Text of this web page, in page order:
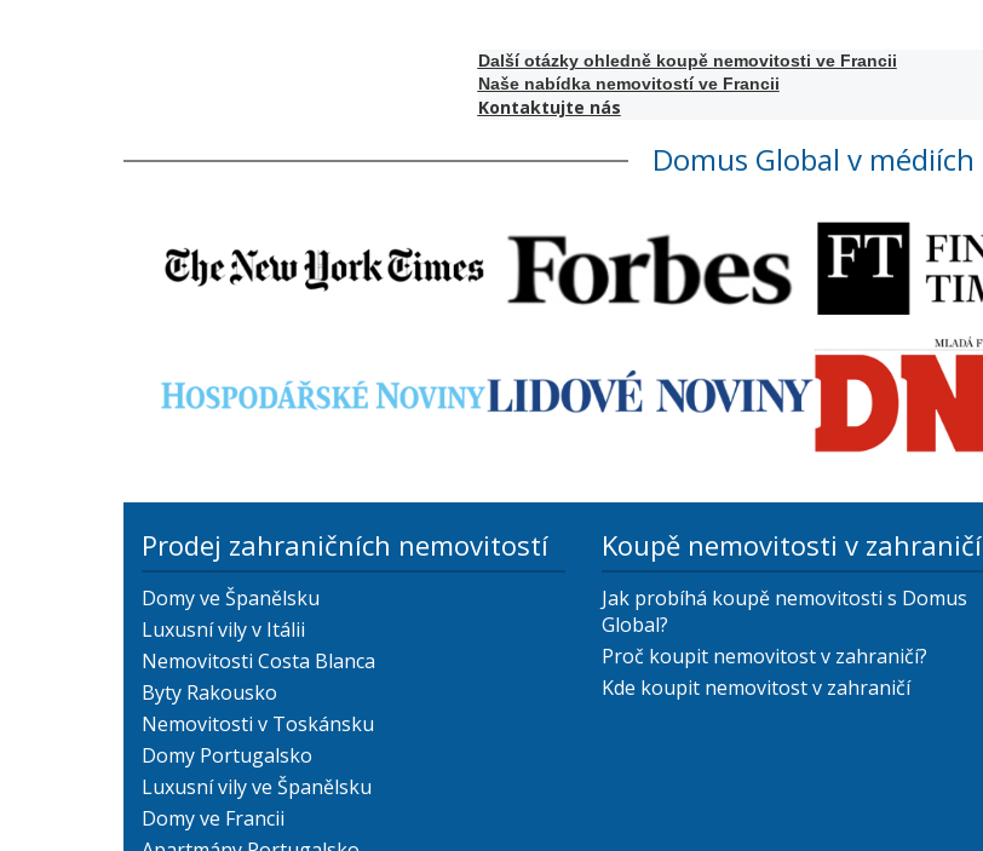
Další otázky ohledně koupě nemovitosti ve Francii
Naše nabídka nemovitostí ve Francii
Kontaktujte nás
Domus Global v médiích
Prodej zahraničních nemovitostí
Domy ve Španělsku
Luxusní vily v Itálii
Nemovitosti Costa Blanca
Byty Rakousko
Nemovitosti v Toskánsku
Domy Portugalsko
Luxusní vily ve Španělsku
Domy ve Francii
Koupě nemovitosti v zahraničí
Jak probíhá koupě nemovitosti s Domus
Global?
Proč koupit nemovitost v zahraničí?
Kde koupit nemovitost v zahraničí